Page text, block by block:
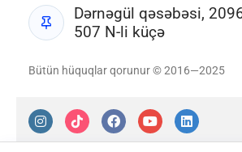
Dərnəgül qəsəbəsi,
507 N-li küçə
Bütün hüquqlar qorunur © 2016—2025